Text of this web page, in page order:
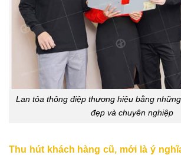
Lan tỏa thông điệp thương hiệu bằng
đẹp và chuyên nghiệp
Thu hút khách hàng cũ, mới là ý